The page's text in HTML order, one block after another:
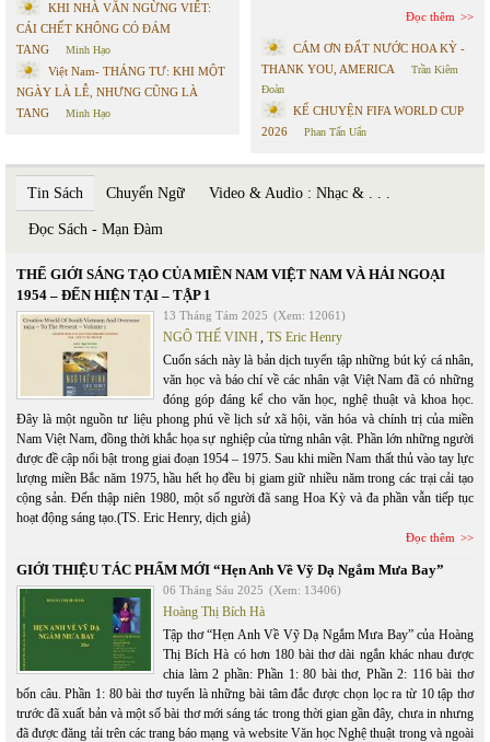
KHI NHÀ VĂN NGỪNG VIẾT:
CÁI CHẾT KHÔNG CÓ ĐÁM
TANG
Minh Hạo
Việt Nam- THÁNG TƯ: KHI MỘT
NGÀY LÀ LỄ, NHƯNG CŨNG LÀ
TANG
Minh Hạo
Đọc thêm
CÁM ƠN ĐẤT NƯỚC HOA KỲ -
THANK YOU, AMERICA
Trần Kiêm
Đoàn
KỂ CHUYỆN FIFA WORLD CUP
2026
Phan Tấn Uẩn
Tin Sách Chuyển Ngữ Video & Audio : Nhạc & . . .
Đọc Sách - Mạn Đàm
THẾ GIỚI SÁNG TẠO CỦA MIỀN NAM VIỆT NAM VÀ HẢI NGOẠI
1954 – ĐẾN HIỆN TẠI – TẬP 1
13 Tháng Tám 2025 (Xem: 12061)
NGÔ THẾ VINH, TS Eric Henry
Cuốn sách này là bản dịch tuyển tập những bút ký cá nhân,
văn học và báo chí về các nhân vật Việt Nam đã có những
đóng góp đáng kể cho văn học, nghệ thuật và khoa học.
Đây là một nguồn tư liệu phong phú về lịch sử xã hội, văn hóa và chính trị của miền
Nam Việt Nam, đồng thời khắc họa sự nghiệp của từng nhân vật. Phần lớn những người
được đề cập nổi bật trong giai đoạn 1954 – 1975. Sau khi miền Nam thất thủ vào tay lực
lượng miền Bắc năm 1975, hầu hết họ đều bị giam giữ nhiều năm trong các trại cải tạo
cộng sản. Đến thập niên 1980, một số người đã sang Hoa Kỳ và đa phần vẫn tiếp tục
hoạt động sáng tạo.(TS. Eric Henry, dịch giả)
Đọc thêm
GIỚI THIỆU TÁC PHẨM MỚI “Hẹn Anh Về Vỹ Dạ Ngắm Mưa Bay”
06 Tháng Sáu 2025 (Xem: 13406)
Hoàng Thị Bích Hà
Tập thơ “Hẹn Anh Về Vỹ Dạ Ngắm Mưa Bay” của Hoàng
Thị Bích Hà có hơn 180 bài thơ dài ngắn khác nhau được
chia làm 2 phần: Phần 1: 80 bài thơ, Phần 2: 116 bài thơ
bốn câu. Phần 1: 80 bài thơ tuyển là những bài tâm đắc được chọn lọc ra từ 10 tập thơ
trước đã xuất bản và một số bài thơ mới sáng tác trong thời gian gần đây, chưa in nhưng
đã được đăng tải trên các trang báo mạng và website Văn học Nghệ thuật trong và ngoài